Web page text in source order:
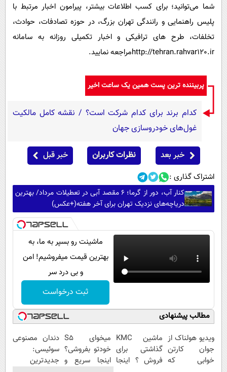
شما می‌توانید؛ برای کسب اطلاعات بیشتر، پیرامون اخبار مرتبط با
پلیس راهنمایی و رانندگی تهران بزرگ، در حوزه تصادفات، حوادث،
تخلفات، طرح های ترافیکی و اخبار تکمیلی روزانه به سامانه
http://tehran.rahvar120.irمراجعه نمایید.
پربیننده ترین پست همین یک ساعت اخیر
کدام برند برای کدام شرکت است؟ / نقشه کامل مالکیت
غول‌های خودروسازی جهان
خبر بعد نظرات کاربران خبر قبل
اشتراک گذاری :
کنار آب، دور از گرما؛ ۶ مقصد آبی در تعطیلات مرداد/ بهترین
دریاچه‌های نزدیک تهران برای آخر هفته(+عکس)
ماشینت رو بسپر به ما، به
بهترین قیمت میفروشیم! امن
و بی درد سر
ثبت درخواست
مطالب پیشنهادی
ویدیو هولناک از
جوان کارتن
خوابی که
ماشین KMC
گذاشتی برای
فروش ؟ اینجا
میخوای S5
خودتو بفروشی؟
اینجا سریع و
دندان مصنوعی
سوئیسی:
جدیدترین